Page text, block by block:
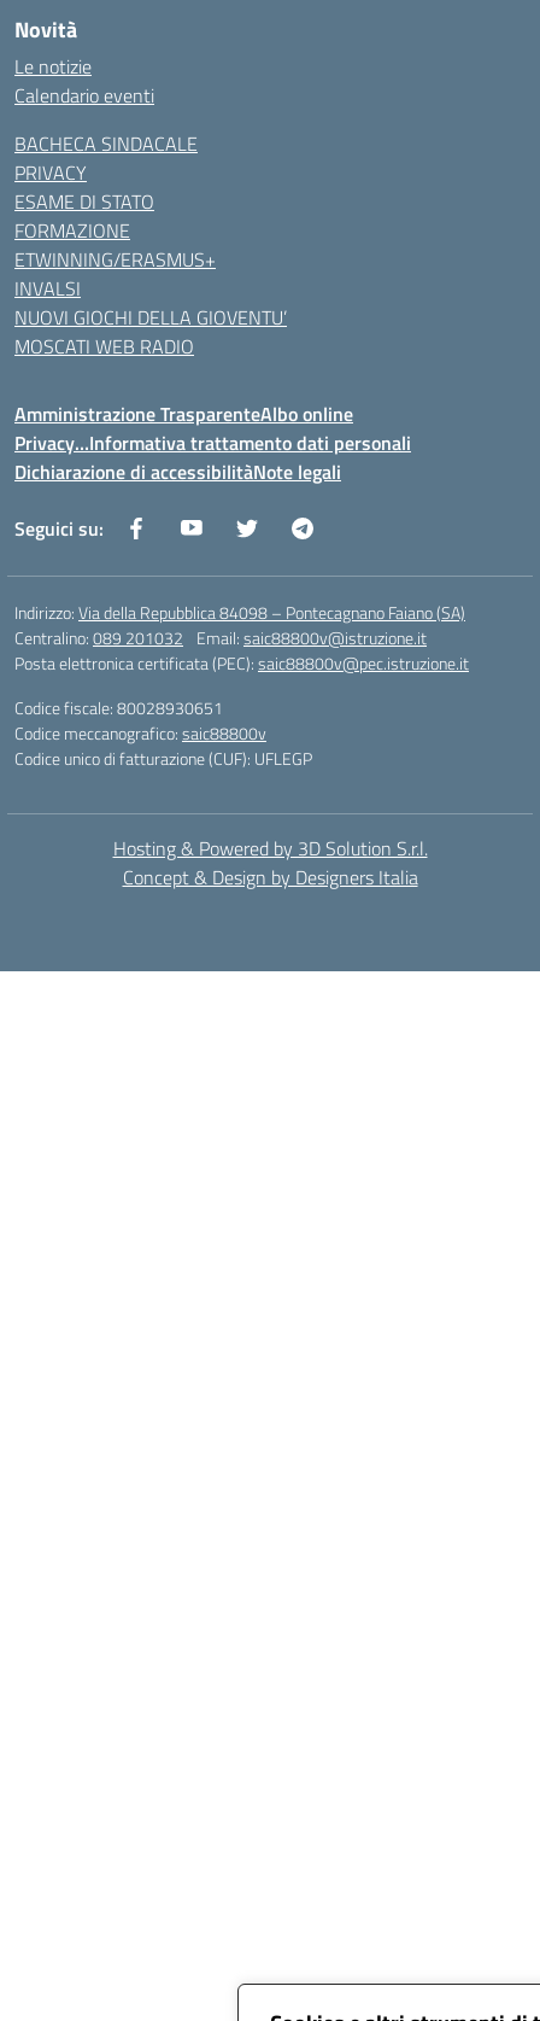
Novità
Le notizie
Calendario eventi
BACHECA SINDACALE
PRIVACY
ESAME DI STATO
FORMAZIONE
ETWINNING/ERASMUS+
INVALSI
NUOVI GIOCHI DELLA GIOVENTU’
MOSCATI WEB RADIO
Amministrazione TrasparenteAlbo online
Privacy…Informativa trattamento dati personali
Dichiarazione di accessibilitàNote legali
Seguici su:
Indirizzo:Via della Repubblica 84098 – Pontecagnano Faiano (SA)
Centralino:089 201032 Email:saic88800v@istruzione.it
Posta elettronica certificata (PEC):saic88800v@pec.istruzione.it
Codice fiscale: 80028930651
Codice meccanografico:saic88800v
Codice unico di fatturazione (CUF): UFLEGP
Hosting & Powered by 3D Solution S.r.l.
Concept & Design by Designers Italia